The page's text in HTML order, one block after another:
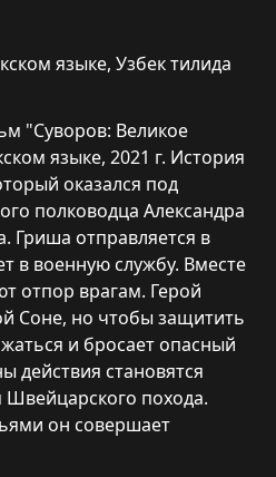
языке, Узбек тилида
"Суворов: Великое
языке, 2021 г. История
оказался под
полководца Александра
Гриша отправляется в
в военную службу. Вместе
отпор врагам. Герой
Соне, но чтобы защитить
и бросает опасный
действия становятся
похода.
он совершает